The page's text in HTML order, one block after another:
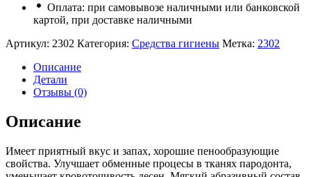
Оплата: при самовывозе наличными или банковской
картой, при доставке наличными
Артикул: 2302 Категория: Средства гигиены Метка: 2302
Описание
Детали
Отзывы (0)
Описание
Имеет приятный вкус и запах, хорошие пенообразующие
свойства. Улучшает обменные процесы в тканях пародонта,